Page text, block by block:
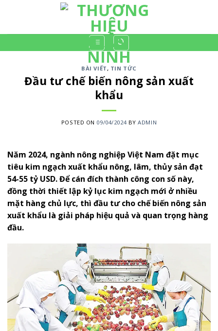
BÀI VIẾT, TIN TỨC
Đầu tư chế biến nông sản xuất
khẩu
POSTED ON 09/04/2024BYADMIN
Năm 2024, ngành nông nghiệp Việt Nam đặt mục
tiêu kim ngạch xuất khẩu nông, lâm, thủy sản đạt
54-55 tỷ USD. Để cán đích thành công con số này,
đồng thời thiết lập kỷ lục kim ngạch mới ở nhiều
mặt hàng chủ lực, thì đầu tư cho chế biến nông sản
xuất khẩu là giải pháp hiệu quả và quan trọng hàng
đầu.